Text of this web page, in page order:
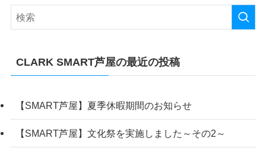
CLARK SMART芦屋の最近の投稿
【SMART芦屋】夏季休暇期間のお知らせ
【SMART芦屋】文化祭を実施しました～その2～